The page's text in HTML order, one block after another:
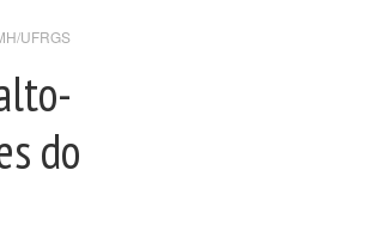
UFRGS
do